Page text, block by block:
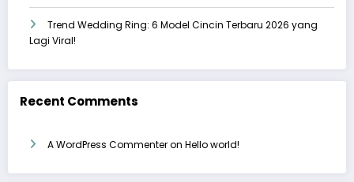
Trend Wedding Ring: 6 Model Cincin Terbaru 2026 yang
Lagi Viral!
Recent Comments
A WordPress Commenteron Hello world!